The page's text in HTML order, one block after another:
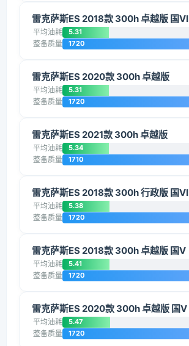
雷克萨斯ES 2018款 300h 卓越版 国VI
平均油耗 5.31
整备质量 1720
雷克萨斯ES 2020款 300h 卓越版
平均油耗 5.31
整备质量 1720
雷克萨斯ES 2021款 300h 卓越版
平均油耗 5.34
整备质量 1710
雷克萨斯ES 2018款 300h 行政版 国VI
平均油耗 5.38
整备质量 1720
雷克萨斯ES 2018款 300h 卓越版 国V
平均油耗 5.41
整备质量 1720
雷克萨斯ES 2020款 300h 卓越版 国V
平均油耗 5.47
整备质量 1720